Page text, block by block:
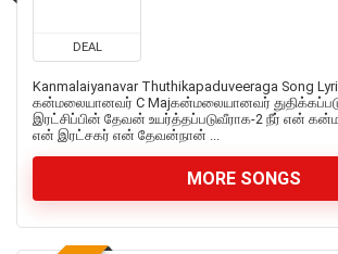
DEAL
Kanmalaiyanavar Thuthikapaduveeraga Song
கன்மலையானவர் C Majகன்மலையானவர்
இரட்சிப்பின் தேவன் உயர்த்தப்படுவீராக-2 நீர் என்
என் இரட்சகர் என் தேவன்நான் ...
MORE SONGS